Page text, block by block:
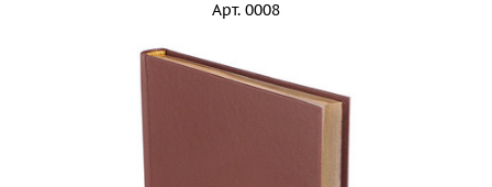
Арт. 0008